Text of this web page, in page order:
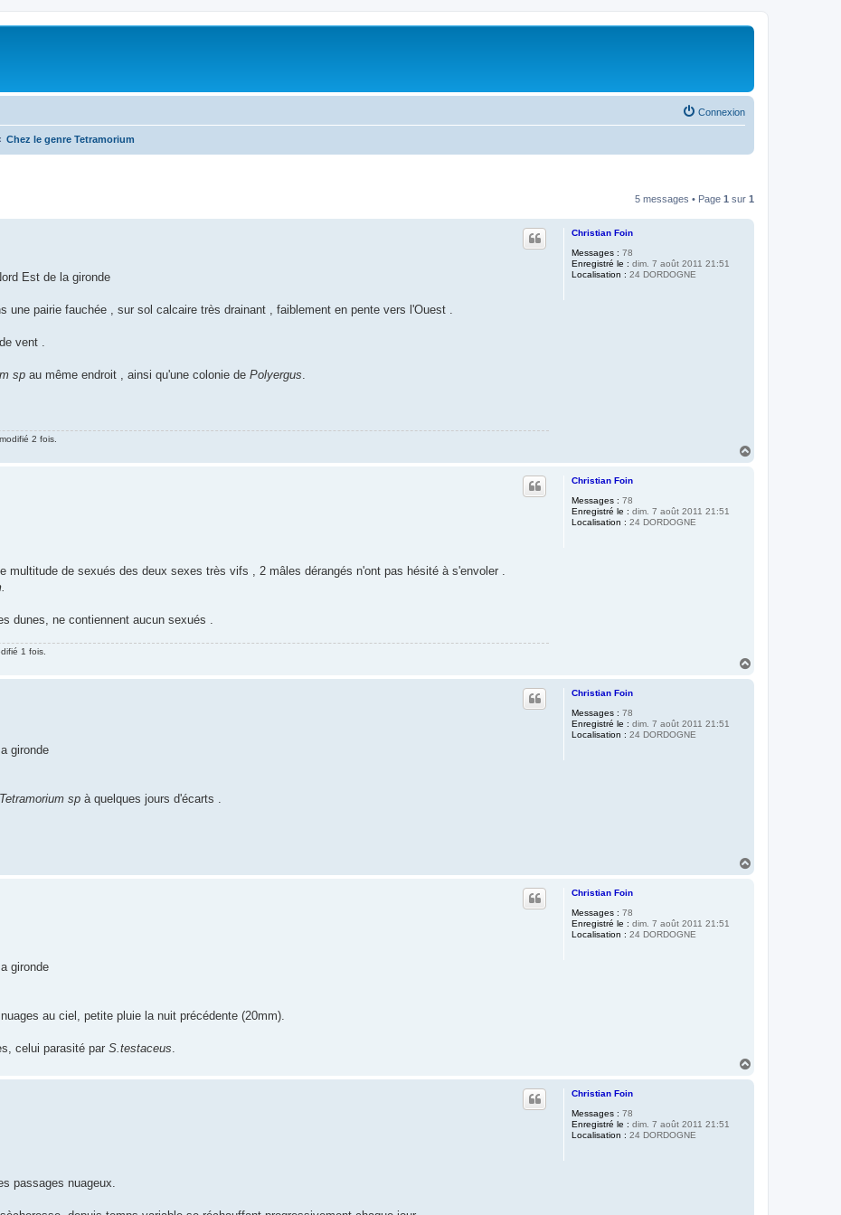
Connexion
Chez le genre Tetramorium
5 messages • Page 1 sur 1
Christian Foin
Messages : 78
Enregistré le : dim. 7 août 2011 21:51
Localisation : 24 DORDOGNE
Est de la gironde
une pairie fauchée , sur sol calcaire très drainant , faiblement en pente vers l'Ouest .
vent .
sp au même endroit , ainsi qu'une colonie de Polyergus.
2 fois.
Christian Foin
Messages : 78
Enregistré le : dim. 7 août 2011 21:51
Localisation : 24 DORDOGNE
multitude de sexués des deux sexes très vifs , 2 mâles dérangés n'ont pas hésité à s'envoler .
dunes, ne contiennent aucun sexués .
1 fois.
Christian Foin
Messages : 78
Enregistré le : dim. 7 août 2011 21:51
Localisation : 24 DORDOGNE
gironde
Tetramorium sp à quelques jours d'écarts .
Christian Foin
Messages : 78
Enregistré le : dim. 7 août 2011 21:51
Localisation : 24 DORDOGNE
gironde
au ciel, petite pluie la nuit précédente (20mm).
celui parasité par S.testaceus
Christian Foin
Messages : 78
Enregistré le : dim. 7 août 2011 21:51
Localisation : 24 DORDOGNE
passages nuageux.